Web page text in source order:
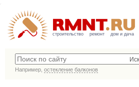
строительство ремонт дом и дача
Например, остекление балконов